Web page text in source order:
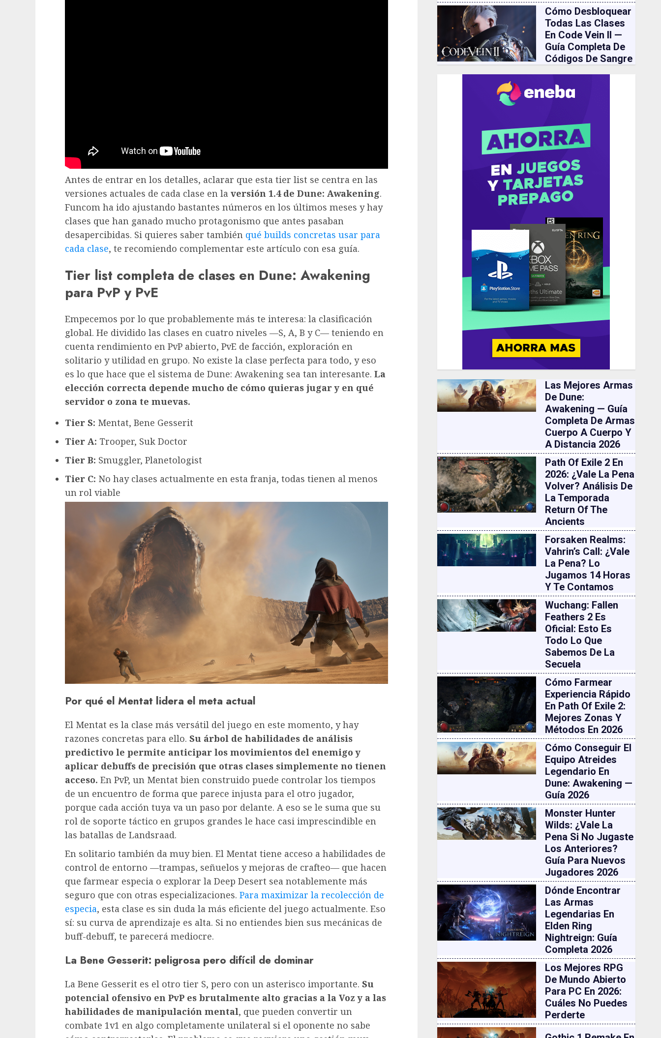
Antes de entrar en los detalles, aclarar que esta tier list se centra en las
versiones actuales de cada clase en la versión 1.4 de Dune: Awakening.
Funcom ha ido ajustando bastantes números en los últimos meses y hay
clases que han ganado mucho protagonismo que antes pasaban
desapercibidas. Si quieres saber también qué builds concretas usar para
cada clase, te recomiendo complementar este artículo con esa guía.
Tier list completa de clases en Dune: Awakening
para PvP y PvE
Empecemos por lo que probablemente más te interesa: la clasificación
global. He dividido las clases en cuatro niveles —S, A, B y C— teniendo en
cuenta rendimiento en PvP abierto, PvE de facción, exploración en
solitario y utilidad en grupo. No existe la clase perfecta para todo, y eso
es lo que hace que el sistema de Dune: Awakening sea tan interesante. La
elección correcta depende mucho de cómo quieras jugar y en qué
servidor o zona te muevas.
Tier S: Mentat, Bene Gesserit
Tier A: Trooper, Suk Doctor
Tier B: Smuggler, Planetologist
Tier C: No hay clases actualmente en esta franja, todas tienen al menos
un rol viable
Por qué el Mentat lidera el meta actual
El Mentat es la clase más versátil del juego en este momento, y hay
razones concretas para ello. Su árbol de habilidades de análisis
predictivo le permite anticipar los movimientos del enemigo y
aplicar debuffs de precisión que otras clases simplemente no tienen
acceso. En PvP, un Mentat bien construido puede controlar los tiempos
de un encuentro de forma que parece injusta para el otro jugador,
porque cada acción tuya va un paso por delante. A eso se le suma que su
rol de soporte táctico en grupos grandes le hace casi imprescindible en
las batallas de Landsraad.
En solitario también da muy bien. El Mentat tiene acceso a habilidades de
control de entorno —trampas, señuelos y mejoras de crafteo— que hacen
que farmear especia o explorar la Deep Desert sea notablemente más
seguro que con otras especializaciones. Para maximizar la recolección de
especia, esta clase es sin duda la más eficiente del juego actualmente. Eso
sí: su curva de aprendizaje es alta. Si no entiendes bien sus mecánicas de
buff-debuff, te parecerá mediocre.
La Bene Gesserit: peligrosa pero difícil de dominar
La Bene Gesserit es el otro tier S, pero con un asterisco importante. Su
potencial ofensivo en PvP es brutalmente alto gracias a la Voz y a las
habilidades de manipulación mental, que pueden convertir un
combate 1v1 en algo completamente unilateral si el oponente no sabe
Cómo Desbloquear
Todas Las Clases
En Code Vein II —
Guía Completa De
Códigos De Sangre
Las Mejores Armas
De Dune:
Awakening — Guía
Completa De Armas
Cuerpo A Cuerpo Y
A Distancia 2026
Path Of Exile 2 En
2026: ¿vale La Pena
Volver? Análisis De
La Temporada
Return Of The
Ancients
Forsaken Realms:
Vahrin’s Call: ¿vale
La Pena? Lo
Jugamos 14 Horas
Y Te Contamos
Wuchang: Fallen
Feathers 2 Es
Oficial: Esto Es
Todo Lo Que
Sabemos De La
Secuela
Cómo Farmear
Experiencia Rápido
En Path Of Exile 2:
Mejores Zonas Y
Métodos En 2026
Cómo Conseguir El
Equipo Atreides
Legendario En
Dune: Awakening —
Guía 2026
Monster Hunter
Wilds: ¿vale La
Pena Si No Jugaste
Los Anteriores?
Guía Para Nuevos
Jugadores 2026
Dónde Encontrar
Las Armas
Legendarias En
Elden Ring
Nightreign: Guía
Completa 2026
Los Mejores RPG
De Mundo Abierto
Para PC En 2026:
Cuáles No Puedes
Perderte